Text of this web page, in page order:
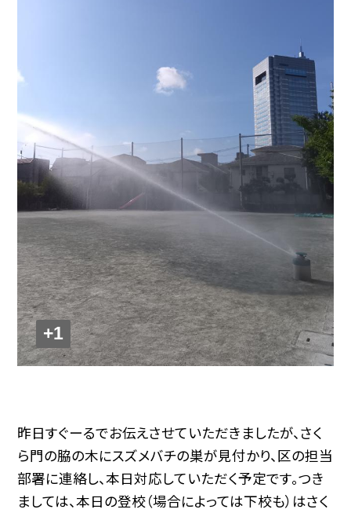
+1
昨日すぐーるでお伝えさせていただきましたが、さく
ら門の脇の木にスズメバチの巣が見付かり、区の担当
部署に連絡し、本日対応していただく予定です。つき
ましては、本日の登校（場合によっては下校も）はさく